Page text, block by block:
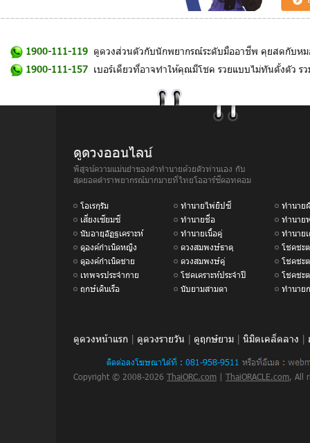
1900-111-119 ดูดวงส่วนตัวกับนักพยากรณ์ระดับมืออาชีพ คุยสดกับห
1900-111-157 เบอร์เดียวที่อาจทำให้คุณมีโชค รวยแบบไม่ทันตั้งตัว ร
ดูดวงออนไลน์
พิสูจน์ความแม่นยำของคำทำนายด้วยตัวท่านเอง กับ
สุดยอดตำราพยากรณ์มากมายที่ไทยโออาร์ซีดอทคอม
โอเรกุรัม ทำนายไพ่ยิปซี
ทำนาย
เสี่ยงเซียมซี
ทำนายชื่อ
ทำนาย
นับอายุอัฏฐเคราะห์
ทำนายเนื้อคู่
ทำนาย
ดูองค์กำเนิดหญิง
ดวงสมพงษ์ธาตุ
โชคชะ
ดูองค์กำเนิดชาย
ดวงสมพงษ์คู่
โชคชะ
เทพจรประจำกาย
โชคเคราะห์ประจำปี
โชคชะ
ฤกษ์เดินเรือ
นับยามสามตา ทำนาย
ดูดวงหน้าแรก | ดูดวงรายวัน | ดูฤกษ์ยาม | นิมิตเคล็ดลาง |
Copyright © 2008-2026 ThaiORC.com | ThaiORACLE.com, All